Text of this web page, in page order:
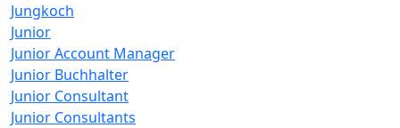
Jungkoch
Junior
Junior Account Manager
Junior Buchhalter
Junior Consultant
Junior Consultants